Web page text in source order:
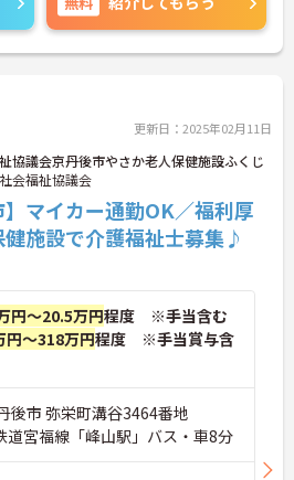
対策ポイントなど、さら
のでお気軽にご相談くだ
更新日：2025年02月11日
協議会京丹後市やさか老人保健施設ふくじ
会福祉協議会
】マイカー通勤OK／福利厚
施設で介護福祉士募集♪
円～20.5万円程度 ※手当含む
円～318万円程度 ※手当賞与含
後市 弥栄町溝谷3464番地
道宮福線「峰山駅」バス・車8分